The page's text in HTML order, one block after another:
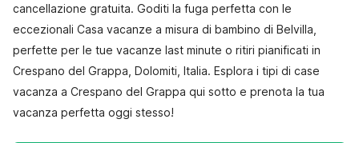
cancellazione gratuita. Goditi la fuga perfetta con le
eccezionali Casa vacanze a misura di bambino di Belvilla,
perfette per le tue vacanze last minute o ritiri pianificati in
Crespano del Grappa, Dolomiti, Italia. Esplora i tipi di case
vacanza a Crespano del Grappa qui sotto e prenota la tua
vacanza perfetta oggi stesso!